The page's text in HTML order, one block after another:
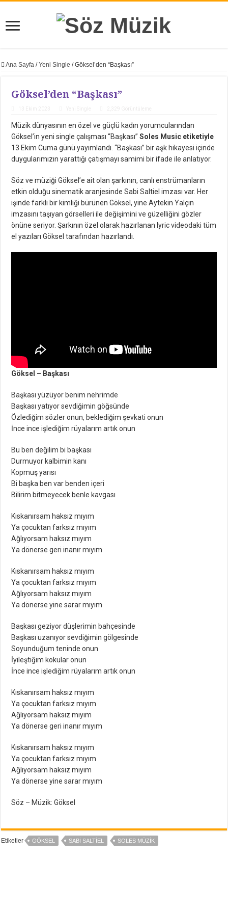
Ana Sayfa / Yeni Single / Göksel’den “Başkası”
Göksel’den “Başkası”
Müzik dünyasının en özel ve güçlü kadın yorumcularından
Göksel’in yeni single çalışması “Başkası”Soles Music etiketiyle
13 Ekim Cuma günü yayımlandı. “Başkası” bir aşk hikayesi içinde
duygularımızın yarattığı çatışmayı samimi bir ifade ile anlatıyor.
Söz ve müziği Göksel’e ait olan şarkının, canlı enstrümanların
etkin olduğu sinematik aranjesinde Sabi Saltiel imzası var. Her
işinde farklı bir kimliği bürünen Göksel, yine Aytekin Yalçın
imzasını taşıyan görselleri ile değişimini ve güzelliğini gözler
önüne seriyor. Şarkının özel olarak hazırlanan lyric videodaki tüm
el yazıları Göksel tarafından hazırlandı.
Göksel – Başkası
Başkası yüzüyor benim nehrimde
Başkası yatıyor sevdiğimin göğsünde
Özlediğim sözler onun, beklediğim şevkati onun
İnce ince işlediğim rüyalarım artık onun
Bu ben değilim bi başkası
Durmuyor kalbimin kanı
Kopmuş yarısı
Bi başka ben var benden içeri
Bilirim bitmeyecek benle kavgası
Kıskanırsam haksız mıyım
Ya çocuktan farksız mıyım
Ağlıyorsam haksız mıyım
Ya dönerse geri inanır mıyım
Kıskanırsam haksız mıyım
Ya çocuktan farksız mıyım
Ağlıyorsam haksız mıyım
Ya dönerse yine sarar mıyım
Başkası geziyor düşlerimin bahçesinde
Başkası uzanıyor sevdiğimin gölgesinde
Soyunduğum teninde onun
İyileştiğim kokular onun
İnce ince işlediğim rüyalarım artık onun
Kıskanırsam haksız mıyım
Ya çocuktan farksız mıyım
Ağlıyorsam haksız mıyım
Ya dönerse geri inanır mıyım
Kıskanırsam haksız mıyım
Ya çocuktan farksız mıyım
Ağlıyorsam haksız mıyım
Ya dönerse yine sarar mıyım
Söz – Müzik: Göksel
Etiketler GÖKSEL SABI SALTIEL SOLES MÜZIK